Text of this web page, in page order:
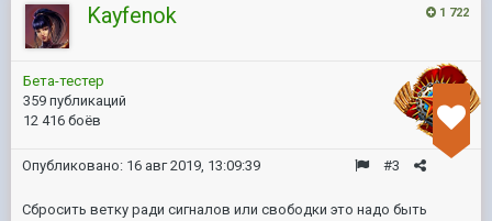
1 722
Kayfenok
Бета-тестер
359 публикаций
12 416 боёв
#3
Опубликовано: 16 авг 2019, 13:09:39
Сбросить ветку ради сигналов или свободки это надо быть